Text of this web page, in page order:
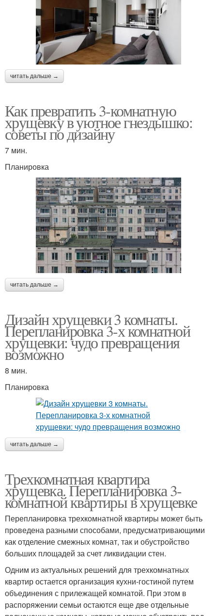
читать дальше →
Как превратить 3-комнатную
хрущевку в уютное гнездышко:
советы по дизайну
7 мин.
Планировка
читать дальше →
Дизайн хрущевки 3 комнаты.
Перепланировка 3-х комнатной
хрущевки: чудо превращения
возможно
8 мин.
Планировка
читать дальше →
Трехкомнатная квартира
хрущевка. Перепланировка 3-
комнатной квартиры в хрущевке
Перепланировка трехкомнатной квартиры может быть
проведена разными способами, предусматривающими
как отделение смежных комнат, так и обустройство
больших площадей за счет ликвидации стен.
Одним из актуальных решений для трехкомнатных
квартир остается организация кухни-гостиной путем
объединения с прилежащей комнатой. При этом в
распоряжении семьи остаются еще две отдельные